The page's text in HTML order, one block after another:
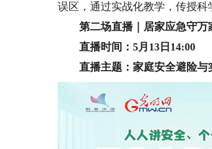
误区，通过实战化教学，传授科
第二场直播｜居家应急守万
直播时间：5月13日14:00
直播主题：家庭安全避险与